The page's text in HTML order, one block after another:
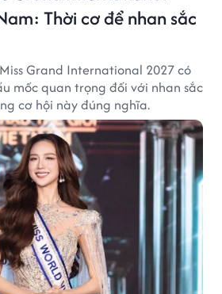
Thời cơ để nhan sắc
Grand International 2027 có
mốc quan trọng đối với nhan sắc
cơ hội này đúng nghĩa.